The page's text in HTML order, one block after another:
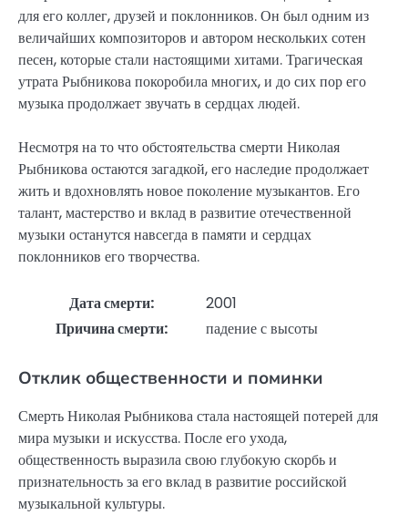
для его коллег, друзей и поклонников. Он был одним из
величайших композиторов и автором нескольких сотен
песен, которые стали настоящими хитами. Трагическая
утрата Рыбникова покоробила многих, и до сих пор его
музыка продолжает звучать в сердцах людей.
Несмотря на то что обстоятельства смерти Николая
Рыбникова остаются загадкой, его наследие продолжает
жить и вдохновлять новое поколение музыкантов. Его
талант, мастерство и вклад в развитие отечественной
музыки останутся навсегда в памяти и сердцах
поклонников его творчества.
Дата смерти:
2001
Причина смерти:
падение с высоты
Отклик общественности и поминки
Смерть Николая Рыбникова стала настоящей потерей для
мира музыки и искусства. После его ухода,
общественность выразила свою глубокую скорбь и
признательность за его вклад в развитие российской
музыкальной культуры.